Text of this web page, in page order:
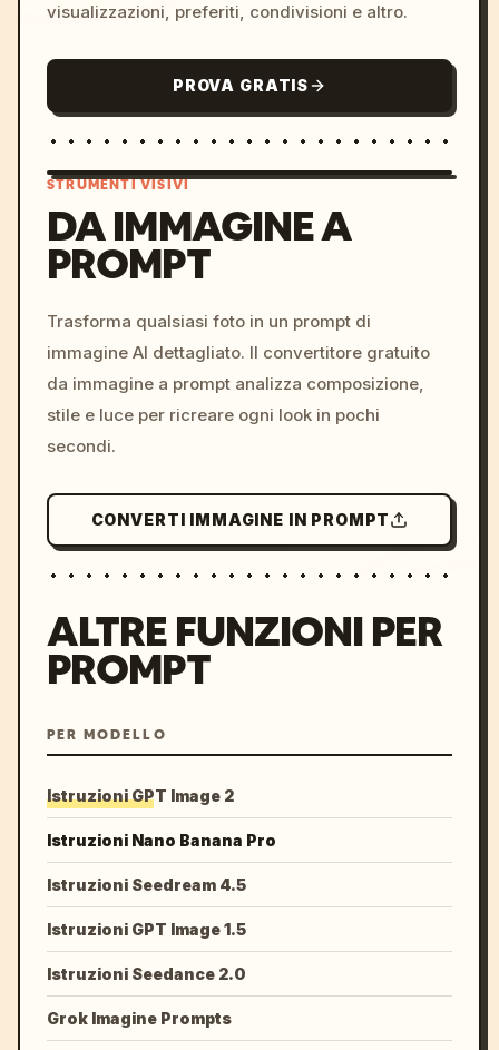
visualizzazioni, preferiti, condivisioni e altro.
PROVA GRATIS
colors, 8k --v 6.0
STRUMENTI VISIVI
DA IMMAGINE A
PROMPT
Trasforma qualsiasi foto in un prompt di
immagine AI dettagliato. Il convertitore gratuito
da immagine a prompt analizza composizione,
stile e luce per ricreare ogni look in pochi
secondi.
CONVERTI IMMAGINE IN PROMPT
ALTRE FUNZIONI PER
PROMPT
PER MODELLO
Istruzioni GPT Image 2
Istruzioni Nano Banana Pro
Istruzioni Seedream 4.5
Istruzioni GPT Image 1.5
Istruzioni Seedance 2.0
Grok Imagine Prompts